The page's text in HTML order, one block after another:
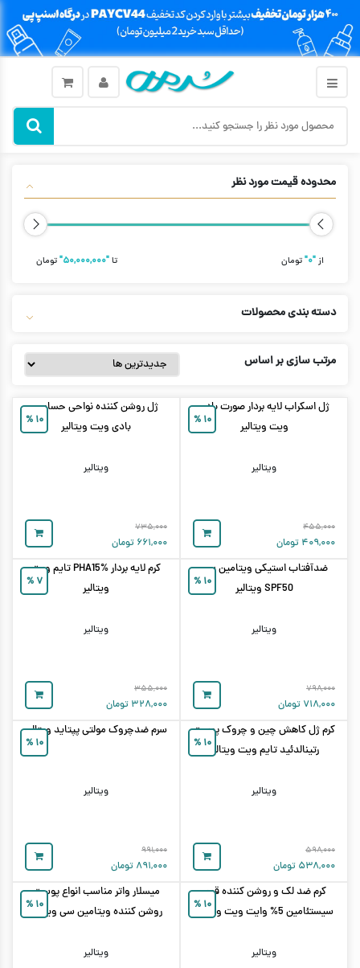
محدوده قیمت مورد نظر
از"۰" تومان تا"۵۰,۰۰۰,۰۰۰" تومان
دسته بندی محصولات
مرتب سازی بر اساس
۱۰ %
ژل اسکراب لایه بردار صورت بادی
ویت ویتالیر
ویتالیر
۴۵۵,۰۰۰
۴۰۹,۰۰۰ تومان
۱۰ %
ژل روشن کننده نواحی حساس
بادی ویت ویتالیر
ویتالیر
۷۳۵,۰۰۰
۶۶۱,۰۰۰ تومان
۱۰ %
ضدآفتاب استیکی ویتامین سی
SPF50 ویتالیر
ویتالیر
۷۹۸,۰۰۰
۷۱۸,۰۰۰ تومان
۷ %
کرم لایه بردار PHA15% تایم ویت
ویتالیر
ویتالیر
۳۵۵,۰۰۰
۳۲۸,۰۰۰ تومان
۱۰ %
کرم ژل کاهش چین و چروک پوست
رتینالدئید تایم ویت ویتالیر
ویتالیر
۵۹۸,۰۰۰
۵۳۸,۰۰۰ تومان
۱۰ %
سرم ضدچروک مولتی پپتاید ویتالیر
ویتالیر
۹۹۱,۰۰۰
۸۹۱,۰۰۰ تومان
۱۰ %
کرم ضد لک و روشن کننده قوی
سیستئامین 5% وایت ویت ویتالیر
ویتالیر
۱۰ %
میسلار واتر مناسب انواع پوست
روشن کننده ویتامین سی ویتالیر
ویتالیر